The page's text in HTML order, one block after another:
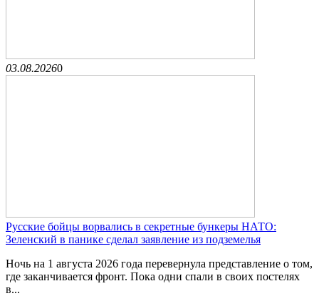
03.08.20260
Русские бойцы ворвались в секретные бункеры НАТО:
Зеленский в панике сделал заявление из подземелья
Ночь на 1 августа 2026 года перевернула представление о том,
где заканчивается фронт. Пока одни спали в своих постелях
в...